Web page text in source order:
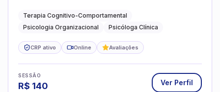
Terapia Cognitivo-Comportamental
Psicologia Organizacional
Psicóloga Clínica
CRP ativo Online Avaliações
SESSÃO
R$ 140 Ver Perfil